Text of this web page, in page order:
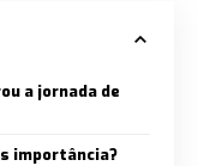
a jornada de
importância?